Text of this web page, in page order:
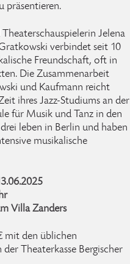
präsentieren.
Jelena
verbindet seit 10
Freundschaft, oft in
Die Zusammenarbeit
und Kaufmann reicht
ihres Jazz-Studiums an der
für Musik und Tanz in den
leben in Berlin und haben
musikalische
Villa Zanders
mit den üblichen
der Theaterkasse Bergischer